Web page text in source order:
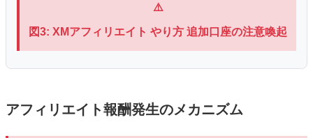
⚠️
図3: XMアフィリエイト やり方 追加口座の注意喚起
アフィリエイト報酬発生のメカニズム